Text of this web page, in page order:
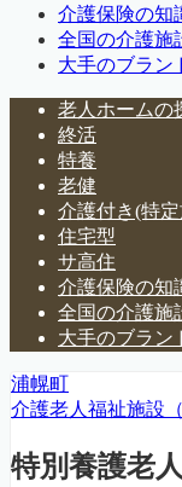
介護保険の知
全国の介護施
大手のブラン
老人ホームの
終活
特養
老健
介護付き(特
住宅型
サ高住
介護保険の知
全国の介護施
大手のブラン
浦幌町
介護老人福祉施設
特別養護老